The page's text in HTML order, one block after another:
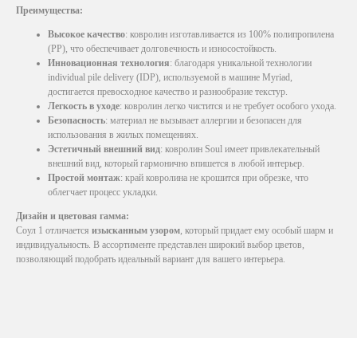
Преимущества:
Высокое качество: ковролин изготавливается из 100% полипропилена
(PP), что обеспечивает долговечность и износостойкость.
Инновационная технология: благодаря уникальной технологии
individual pile delivery (IDP), используемой в машине Myriad,
достигается превосходное качество и разнообразие текстур.
Легкость в уходе: ковролин легко чистится и не требует особого ухода.
Безопасность: материал не вызывает аллергии и безопасен для
использования в жилых помещениях.
Эстетичный внешний вид: ковролин Soul имеет привлекательный
внешний вид, который гармонично впишется в любой интерьер.
Простой монтаж: край ковролина не крошится при обрезке, что
облегчает процесс укладки.
Дизайн и цветовая гамма:
Соул 1 отличается изысканным узором , который придает ему особый шарм и
индивидуальность. В ассортименте представлен широкий выбор цветов,
позволяющий подобрать идеальный вариант для вашего интерьера.